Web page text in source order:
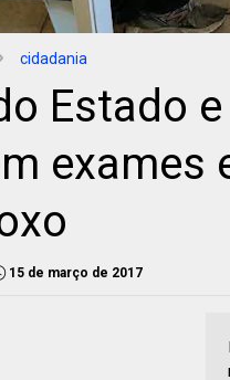
cidadania
Estado
exames
15 de março de 2017